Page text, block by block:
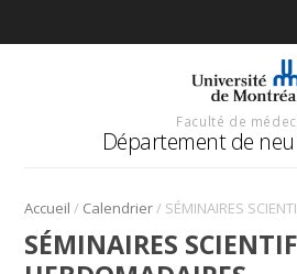
Faculté de
Département de
Accueil / Calendrier/
SÉMINAIRES